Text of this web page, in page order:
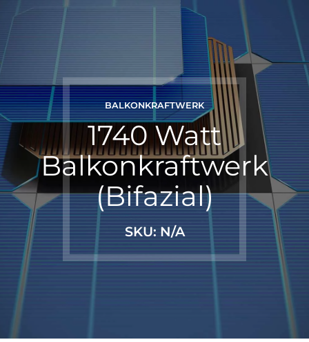
BALKONKRAFTWERK
1740 Watt
Balkonkraftwerk
(Bifazial)
SKU: N/A